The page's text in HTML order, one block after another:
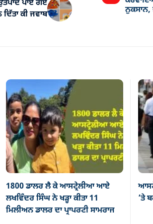
ਪਾਏ ਗਏ
ਕੀ ਜਵਾਬ
ਨੁਕਸਾਨ,
1800 ਡਾਲਰ ਲੈ ਕੇ ਆਸਟ੍ਰੇਲੀਆ ਆਏ
ਲਖਵਿੰਦਰ ਸਿੰਘ ਨੇ ਖੜ੍ਹਾ ਕੀਤਾ 11
ਮਿਲੀਅਨ ਡਾਲਰ ਦਾ ਪ੍ਰਾਪਰਟੀ ਸਾਮਰਾਜ
’ਤੇ